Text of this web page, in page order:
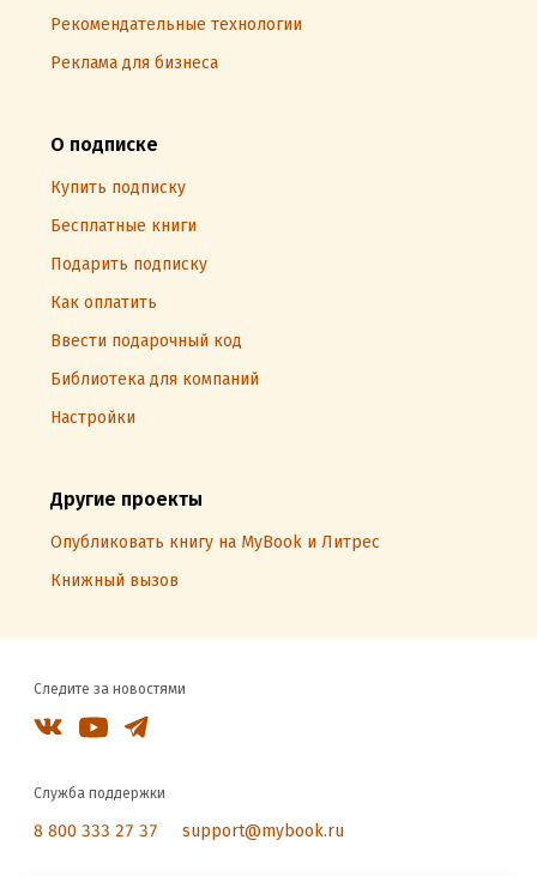
Рекомендательные технологии
Реклама для бизнеса
О подписке
Купить подписку
Бесплатные книги
Подарить подписку
Как оплатить
Ввести подарочный код
Библиотека для компаний
Настройки
Другие проекты
Опубликовать книгу на MyBook и Литрес
Книжный вызов
Следите за новостями
Служба поддержки
8 800 333 27 37 support@mybook.ru